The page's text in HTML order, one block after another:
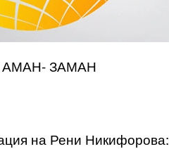
на Рени Никифорова: